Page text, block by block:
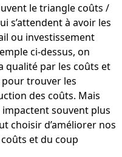
le triangle coûts /
s’attendent à avoir les
ou investissement
ci-dessus, on
qualité par les coûts et
trouver les
des coûts. Mais
souvent plus
choisir d’améliorer nos
et du coup